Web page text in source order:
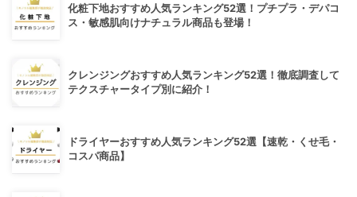
化粧下地おすすめ人気ランキング52選！プチプラ・デパコ
ス・敏感肌向けナチュラル商品も登場！
クレンジングおすすめ人気ランキング52選！徹底調査して
テクスチャータイプ別に紹介！
ドライヤーおすすめ人気ランキング52選【速乾・くせ毛・
コスパ商品】